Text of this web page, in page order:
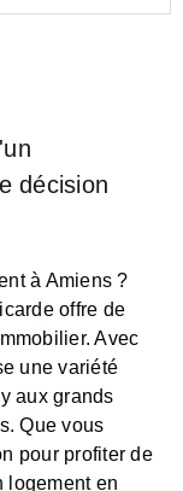
décision
à Amiens ?
offre de
Avec
une variété
aux grands
Que vous
pour profiter de
logement en